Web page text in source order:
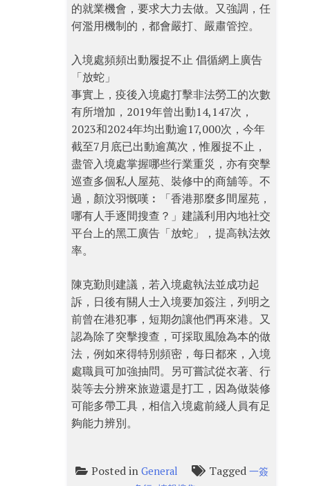
的就業機會，要求大力去做。又強調，任
何濫用機制的，都會嚴打、嚴肅管控。
入境處頻頻出動履捉不止 倡循網上廣告
「放蛇」
事實上，疫後入境處打擊非法勞工的次數
有所增加，2019年曾出動14,147次，
2023和2024年均出動逾17,000次，今年
截至7月底已出動逾萬次，惟履捉不止，
盡管入境處掌握哪些行業重災，亦有突擊
巡查多個私人屋苑、裝修中的商舖等。不
過，顏汶羽慨嘆︰「香港那麼多間屋苑，
哪有人手逐間搜查？」建議利用內地社交
平台上的黑工廣告「放蛇」，提高執法效
率。
陳克勤則建議，若入境處執法並成功起
訴，日後有關人士入境要加簽注，列明之
前曾在港犯事，短期勿讓他們再來港。又
認為除了突擊搜查，可採取風險為本的做
法，例如來得特別頻密，每日都來，入境
處職員可加強抽問。另可嘗試從衣著、行
裝等去分辨來旅遊還是打工，因為做裝修
可能多帶工具，相信入境處前綫人員有足
夠能力辨別。
Posted in General Tagged 一簽